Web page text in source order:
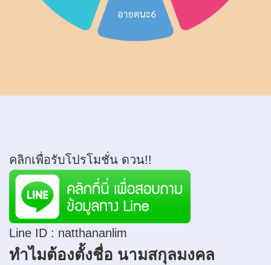
คลิกเพื่อรับโปรโมชั่น ดวน!!
Line ID : natthananlim
ทำไมต้องตั้งชื่อ นามสกุลมงคล